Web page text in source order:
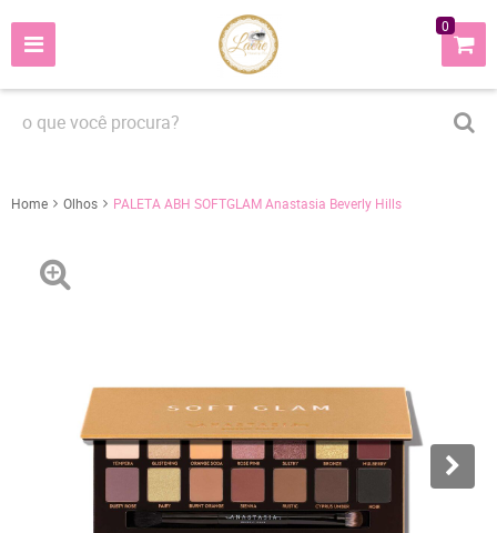
0
Home Olhos PALETA ABH SOFTGLAM Anastasia Beverly Hills